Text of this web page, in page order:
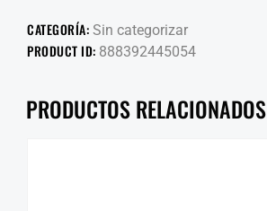
CATEGORÍA: Sin categorizar
PRODUCT ID: 888392445054
PRODUCTOS RELACIONADOS